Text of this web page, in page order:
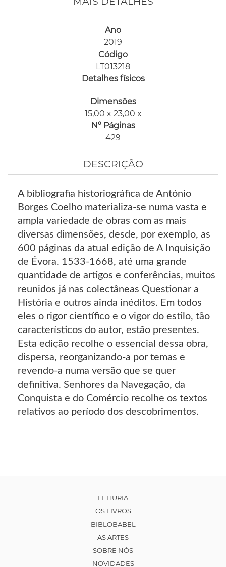
Ano
2019
Código
LT013218
Detalhes físicos
Dimensões
15,00 x 23,00 x
Nº Páginas
429
DESCRIÇÃO
A bibliografia historiográfica de António
Borges Coelho materializa-se numa vasta e
ampla variedade de obras com as mais
diversas dimensões, desde, por exemplo, as
600 páginas da atual edição de A Inquisição
de Évora. 1533-1668, até uma grande
quantidade de artigos e conferências, muitos
reunidos já nas colectâneas Questionar a
História e outros ainda inéditos. Em todos
eles o rigor científico e o vigor do estilo, tão
característicos do autor, estão presentes.
Esta edição recolhe o essencial dessa obra,
dispersa, reorganizando-a por temas e
revendo-a numa versão que se quer
definitiva. Senhores da Navegação, da
Conquista e do Comércio recolhe os textos
relativos ao período dos descobrimentos.
LEITURIA
OS LIVROS
BIBLOBABEL
AS ARTES
SOBRE NÓS
NOVIDADES